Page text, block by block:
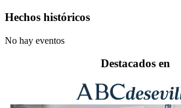
Hechos históricos
No hay eventos
Destacados en